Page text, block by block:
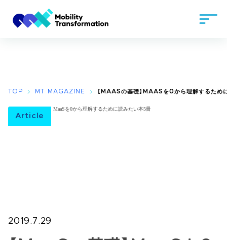
TOP MT MAGAZINE 【MAASの基礎】MAASを0から理解するため
Article
2019.7.29